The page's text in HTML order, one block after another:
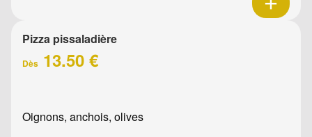
Pizza pissaladière
Dès 13.50 €
Oignons, anchois, olives